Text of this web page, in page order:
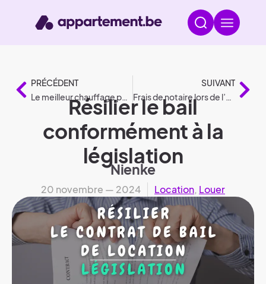
PRÉCÉDENT
Le meilleur chauffage pour chaque pièce de votre maison : explications claires
SUIVANT
Frais de notaire lors de l’achat d’une maison ou d’un appartement
Résilier le bail
conformément à la
législation
Nienke
20 novembre — 2024 Location, Louer